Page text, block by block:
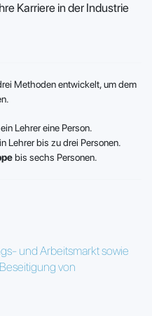
Karriere in der Industrie
Methoden entwickelt, um dem
Lehrer eine Person.
Lehrer bis zu drei Personen.
bis sechs Personen.
und Arbeitsmarkt sowie
von